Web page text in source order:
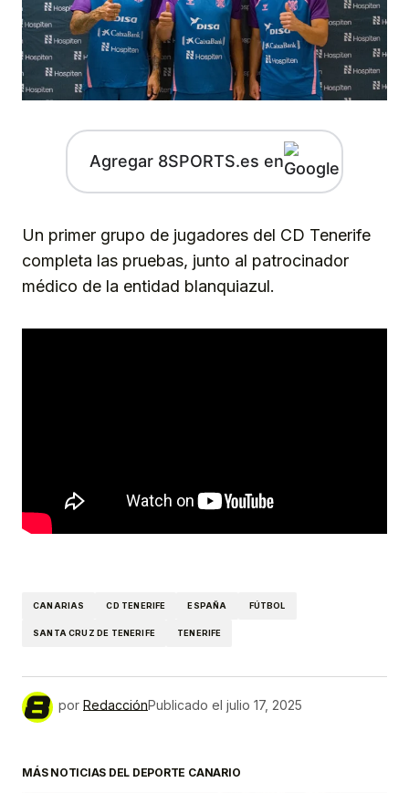
Agregar 8SPORTS.es en
Un primer grupo de jugadores del CD Tenerife
completa las pruebas, junto al patrocinador
médico de la entidad blanquiazul.
CANARIAS CD TENERIFE ESPAÑA FÚTBOL
SANTA CRUZ DE TENERIFE TENERIFE
por RedacciónPublicado el julio 17, 2025
MÁS NOTICIAS DEL DEPORTE CANARIO